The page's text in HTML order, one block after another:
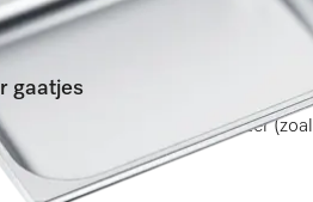
gaatjes
in sauzen, fonds of water